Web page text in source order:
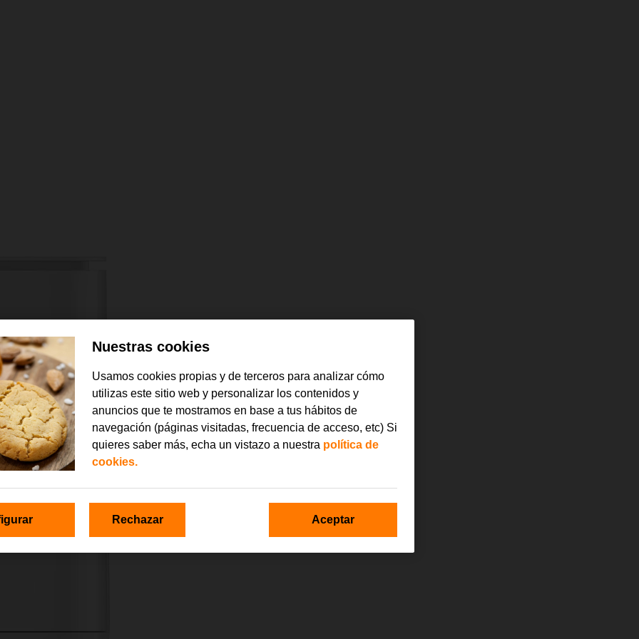
Nuestras cookies
Usamos cookies propias y de terceros para analizar cómo
utilizas este sitio web y personalizar los contenidos y
anuncios que te mostramos en base a tus hábitos de
navegación (páginas visitadas, frecuencia de acceso, etc) Si
quieres saber más, echa un vistazo a nuestra política de
cookies.
Rechazar Aceptar